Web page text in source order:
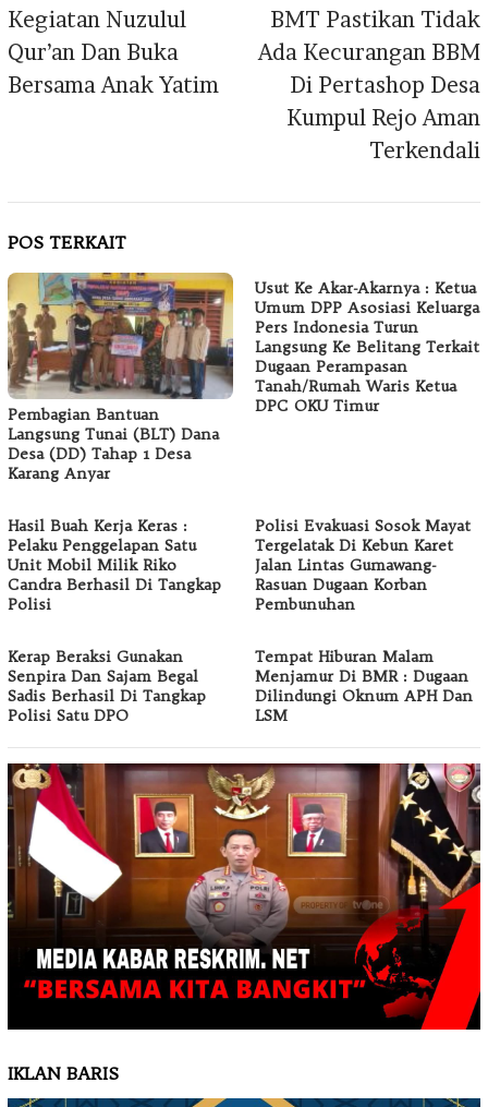
Kegiatan Nuzulul
Qur’an Dan Buka
Bersama Anak Yatim
BMT Pastikan Tidak
Ada Kecurangan BBM
Di Pertashop Desa
Kumpul Rejo Aman
Terkendali
POS TERKAIT
Pembagian Bantuan
Langsung Tunai (BLT) Dana
Desa (DD) Tahap 1 Desa
Karang Anyar
Usut Ke Akar-Akarnya : Ketua
Umum DPP Asosiasi Keluarga
Pers Indonesia Turun
Langsung Ke Belitang Terkait
Dugaan Perampasan
Tanah/Rumah Waris Ketua
DPC OKU Timur
Hasil Buah Kerja Keras :
Pelaku Penggelapan Satu
Unit Mobil Milik Riko
Candra Berhasil Di Tangkap
Polisi
Polisi Evakuasi Sosok Mayat
Tergelatak Di Kebun Karet
Jalan Lintas Gumawang-
Rasuan Dugaan Korban
Pembunuhan
Kerap Beraksi Gunakan
Senpira Dan Sajam Begal
Sadis Berhasil Di Tangkap
Polisi Satu DPO
Tempat Hiburan Malam
Menjamur Di BMR : Dugaan
Dilindungi Oknum APH Dan
LSM
IKLAN BARIS